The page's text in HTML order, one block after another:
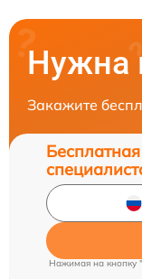
Нужна
Закажите
Нажимая на кнопку